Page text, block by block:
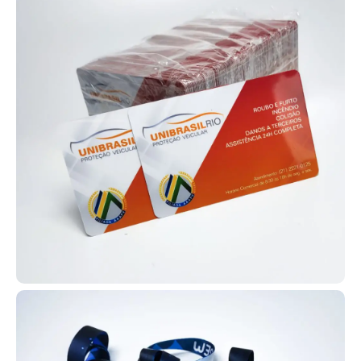
PVC com tecnologia RFID (por aproximação) ou sem tecnologia,
Fabricamos carteirinhas escolares em PVC para diversas escolas
e faculdades de Ilhéus, com opções de tecnologia RFID por
aproximação ou versões simples sem tecnologia. Temos uma
ampla variedade de modelos disponíveis em nosso site para você
escolher aquele que melhor atende sua instituição.
Peça seu projeto agora mesmo! Entre em contato pelo WhatsApp
e conte com um atendimento ágil e uma assessoria completa para
desenvolver suas carteirinhas.
Os cartões são compatíveis com catracas
e controle de acesso?